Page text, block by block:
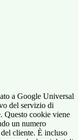
a Google Universal
del servizio di
Questo cookie viene
un numero
cliente. È incluso